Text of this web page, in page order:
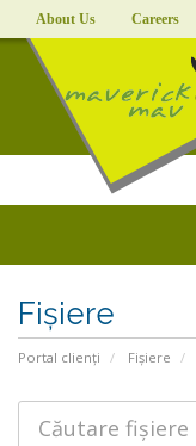
About Us Careers
Fișiere
Portal clienți Fișiere